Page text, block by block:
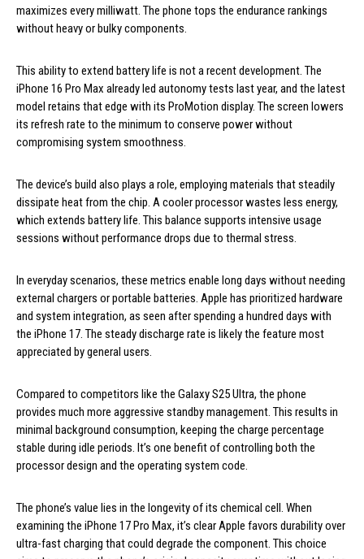
maximizes every milliwatt. The phone tops the endurance rankings
without heavy or bulky components.
This ability to extend battery life is not a recent development. The
iPhone 16 Pro Max already led autonomy tests last year, and the latest
model retains that edge with its ProMotion display. The screen lowers
its refresh rate to the minimum to conserve power without
compromising system smoothness.
The device’s build also plays a role, employing materials that steadily
dissipate heat from the chip. A cooler processor wastes less energy,
which extends battery life. This balance supports intensive usage
sessions without performance drops due to thermal stress.
In everyday scenarios, these metrics enable long days without needing
external chargers or portable batteries. Apple has prioritized hardware
and system integration, as seen after spending a hundred days with
the iPhone 17. The steady discharge rate is likely the feature most
appreciated by general users.
Compared to competitors like the Galaxy S25 Ultra, the phone
provides much more aggressive standby management. This results in
minimal background consumption, keeping the charge percentage
stable during idle periods. It’s one benefit of controlling both the
processor design and the operating system code.
The phone’s value lies in the longevity of its chemical cell. When
examining the iPhone 17 Pro Max, it’s clear Apple favors durability over
ultra-fast charging that could degrade the component. This choice